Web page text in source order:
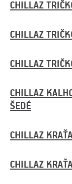
CHILLAZ
CHILLAZ
CHILLAZ
CHILLAZ
ŠEDÉ
CHILLAZ
CHILLAZ